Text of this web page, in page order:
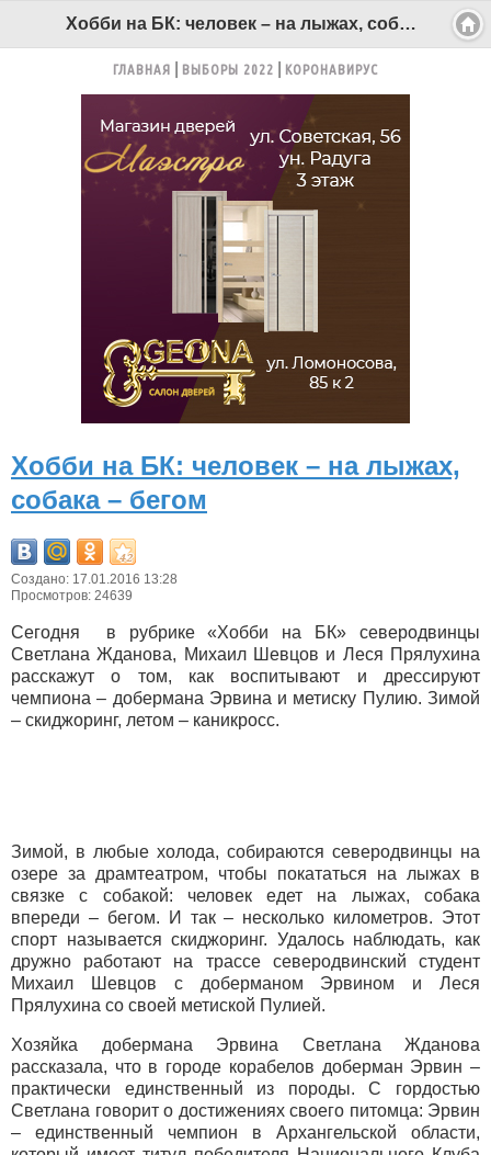
Хобби на БК: человек – на лыжах, собака – бегом - Беломорканал Северодвинск tv29.ru
ГЛАВНАЯ ВЫБОРЫ 2022 КОРОНАВИРУС
Хобби на БК: человек – на лыжах,
собака – бегом
Создано: 17.01.2016 13:28
Просмотров: 24639
Сегодня в рубрике «Хобби на БК» северодвинцы
Светлана Жданова, Михаил Шевцов и Леся Прялухина
расскажут о том, как воспитывают и дрессируют
чемпиона – добермана Эрвина и метиску Пулию. Зимой
– скиджоринг, летом – каникросс.
Зимой, в любые холода, собираются северодвинцы на
озере за драмтеатром, чтобы покататься на лыжах в
связке с собакой: человек едет на лыжах, собака
впереди – бегом. И так – несколько километров. Этот
спорт называется скиджоринг. Удалось наблюдать, как
дружно работают на трассе северодвинский студент
Михаил Шевцов с доберманом Эрвином и Леся
Прялухина со своей метиской Пулией.
Хозяйка добермана Эрвина Светлана Жданова
рассказала, что в городе корабелов доберман Эрвин –
практически единственный из породы. С гордостью
Светлана говорит о достижениях своего питомца: Эрвин
– единственный чемпион в Архангельской области,